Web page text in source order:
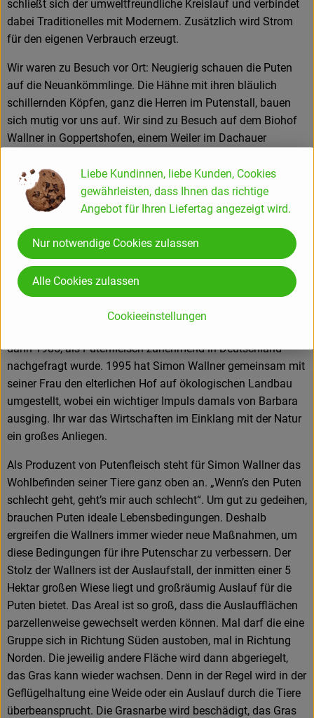
schließt sich der umweltfreundliche Kreislauf und verbindet
dabei Traditionelles mit Modernem. Zusätzlich wird Strom
für den eigenen Verbrauch erzeugt.
Wir waren zu Besuch vor Ort: Neugierig schauen die Puten
auf die Neuankömmlinge. Die Hähne mit ihren bläulich
schillernden Köpfen, ganz die Herren im Putenstall, bauen
sich mutig vor uns auf. Wir sind zu Besuch auf dem Biohof
Wallner in Goppertshofen, einem Weiler im Dachauer
Putenstall, der am Ortsrand auf dem Hügel liegt und
beobachten das rege Treiben der Putenschar. Putenhaltung
ist in der Landwirtschaft eine große Herausforderung. Das
Management der empfindlichen Tiere ist sehr anspruchsvoll.
Für Simon und Barbara Wallner liegt hier der besondere Reiz
ihrer Arbeit. Sie haben ihren gesamten Betrieb, auch die 120
Hektar Ackerfläche, auf die Puten abgestimmt. Schon die
Eltern von Simon Wallner hatten den Weg der
Geflügelhaltung eingeschlagen, damals mit
dann 1985, als Putenfleisch zunehmend in Deutschland
nachgefragt wurde. 1995 hat Simon Wallner gemeinsam mit
seiner Frau den elterlichen Hof auf ökologischen Landbau
umgestellt, wobei ein wichtiger Impuls damals von Barbara
ausging. Ihr war das Wirtschaften im Einklang mit der Natur
ein großes Anliegen.
Als Produzent von Putenfleisch steht für Simon Wallner das
Wohlbefinden seiner Tiere ganz oben an. „Wenn’s den Puten
schlecht geht, geht’s mir auch schlecht“. Um gut zu gedeihen,
brauchen Puten ideale Lebensbedingungen. Deshalb
ergreifen die Wallners immer wieder neue Maßnahmen, um
diese Bedingungen für ihre Putenschar zu verbessern. Der
Stolz der Wallners ist der Auslaufstall, der inmitten einer 5
Hektar großen Wiese liegt und großräumig Auslauf für die
Puten bietet. Das Areal ist so groß, dass die Auslaufflächen
parzellenweise gewechselt werden können. Mal darf die eine
Gruppe sich in Richtung Süden austoben, mal in Richtung
Norden. Die jeweilig andere Fläche wird dann abgeriegelt,
das Gras kann wieder wachsen. Denn in der Regel wird in der
Geflügelhaltung eine Weide oder ein Auslauf durch die Tiere
überbeansprucht. Die Grasnarbe wird beschädigt, das Gras
Liebe Kundinnen, liebe Kunden, Cookies
gewährleisten, dass Ihnen das richtige
Angebot für Ihren Liefertag angezeigt wird.
Cookieeinstellungen
Nur notwendige Cookies zulassen
Alle Cookies zulassen